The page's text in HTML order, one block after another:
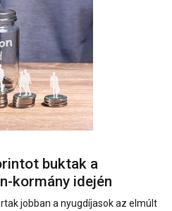
buktak a
kormány idején
jobban a nyugdíjasok az elmúlt